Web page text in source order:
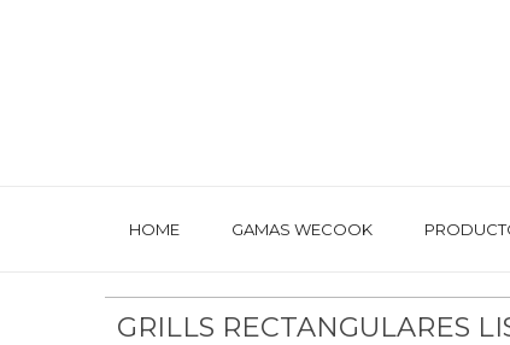
HOME GAMAS WECOOK
GRILLS RECTANGULARES